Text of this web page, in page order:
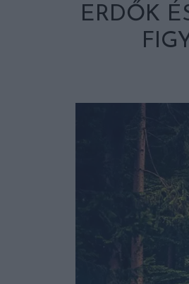
ERDŐK